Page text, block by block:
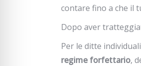
contare fino a che il
Dopo aver
Per le ditte
regime forfettario,